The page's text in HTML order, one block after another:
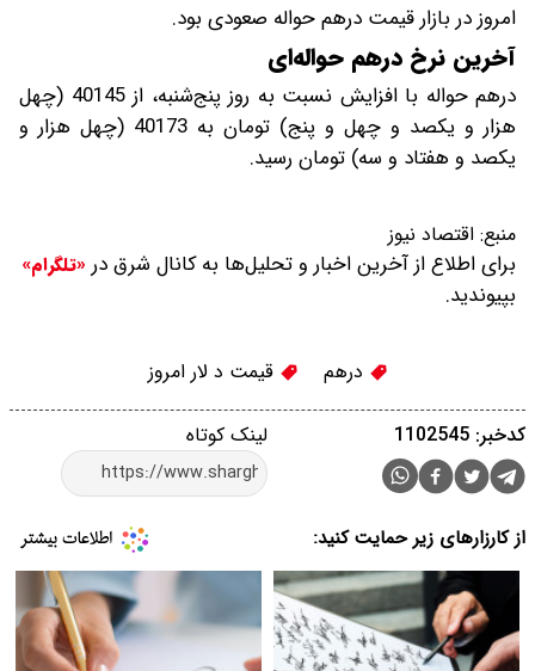
امروز در بازار قیمت درهم حواله صعودی بود.
آخرین نرخ درهم حواله‌ای
درهم حواله با افزایش نسبت به روز پنج‌شنبه، از 40145 (چهل
هزار و یکصد و چهل و پنج) تومان به 40173 (چهل هزار و
یکصد و هفتاد و سه) تومان رسید.
منبع: اقتصاد نیوز
برای اطلاع از آخرین اخبار و تحلیل‌ها به کانال شرق در «تلگرام»
بپیوندید.
درهم قیمت د لار امروز
لینک کوتاه کدخبر: 1102545
از کارزارهای زیر حمایت کنید: